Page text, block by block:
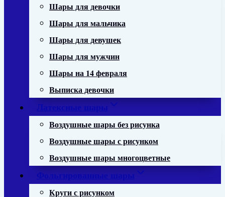
Шары для девочки
Шары для мальчика
Шары для девушек
Шары для мужчин
Шары на 14 февраля
Выписка девочки
Латексные шары
Воздушные шары без рисунка
Воздушные шары с рисунком
Воздушные шары многоцветные
Фольгированные шары
Круги с рисунком